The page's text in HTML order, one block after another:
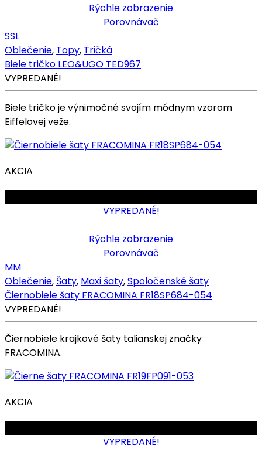
Rýchle zobrazenie
Porovnávač
SSL
Oblečenie, Topy, Tričká
Biele tričko LEO&UGO TED967
VYPREDANÉ!
Biele tričko je výnimočné svojím módnym vzorom
Eiffelovej veže.
AKCIA
VYPREDANÉ!
Rýchle zobrazenie
Porovnávač
MM
Oblečenie, Šaty, Maxi šaty,Spoločenské šaty
Čiernobiele šaty FRACOMINA FR18SP684-054
VYPREDANÉ!
Čiernobiele krajkové šaty talianskej značky
FRACOMINA.
AKCIA
VYPREDANÉ!